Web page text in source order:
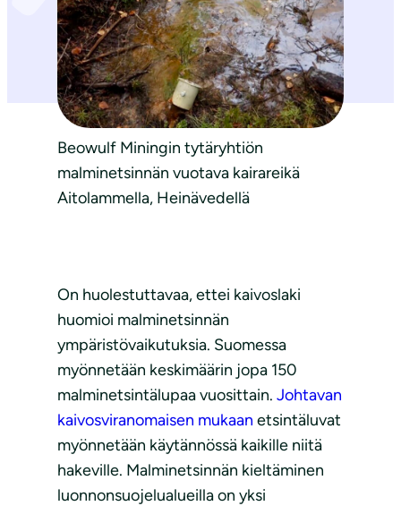
Beowulf Miningin tytäryhtiön
malminetsinnän vuotava kairareikä
Aitolammella, Heinävedellä
On huolestuttavaa, ettei kaivoslaki
huomioi malminetsinnän
ympäristövaikutuksia. Suomessa
myönnetään keskimäärin jopa 150
malminetsintälupaa vuosittain. Johtavan
kaivosviranomaisen mukaan etsintäluvat
myönnetään käytännössä kaikille niitä
hakeville. Malminetsinnän kieltäminen
luonnonsuojelualueilla on yksi